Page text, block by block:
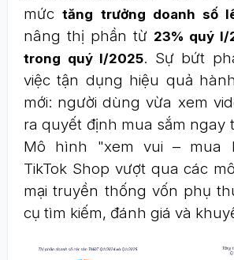
mứctăng trưởng doanh số
nâng thị phần từ 23% quý I/
trong quý I/2025. Sự bứt
việc tận dụng hiệu quả
mới: người dùng vừa xem
ra quyết định mua sắm ngay
Mô hình "xem vui – mua
TikTok Shop vượt qua các
mại truyền thống vốn phụ
cụ tìm kiếm, đánh giá và